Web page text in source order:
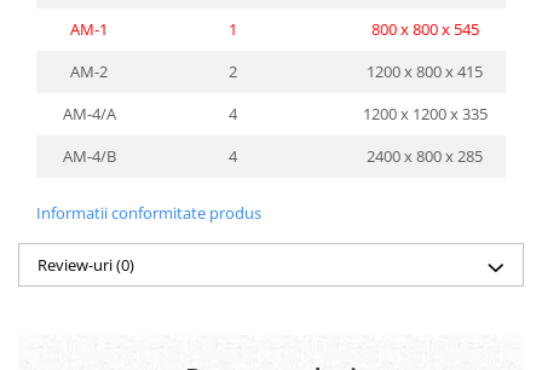
AM-1
1
800 x 800 x 545
AM-2
2
1200 x 800 x 415
AM-4/A
4
1200 x 1200 x 335
AM-4/B
4 2400 x 800 x 285
Informatii conformitate produs
Review-uri(0)